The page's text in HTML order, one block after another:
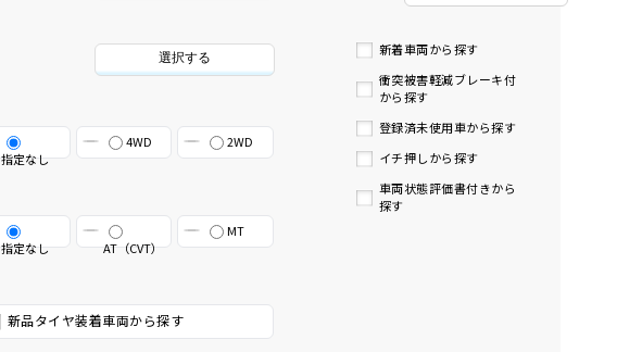
選択する
指定なし
4WD 2WD
指定なし AT（CVT）
MT
新品タイヤ装着車両から探す
新着車両から探す
衝突被害軽減ブレーキ付
から探す
登録済未使用車から探す
イチ押しから探す
車両状態評価書付きから
探す